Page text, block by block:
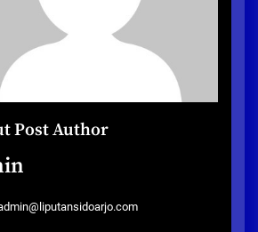
Post Author